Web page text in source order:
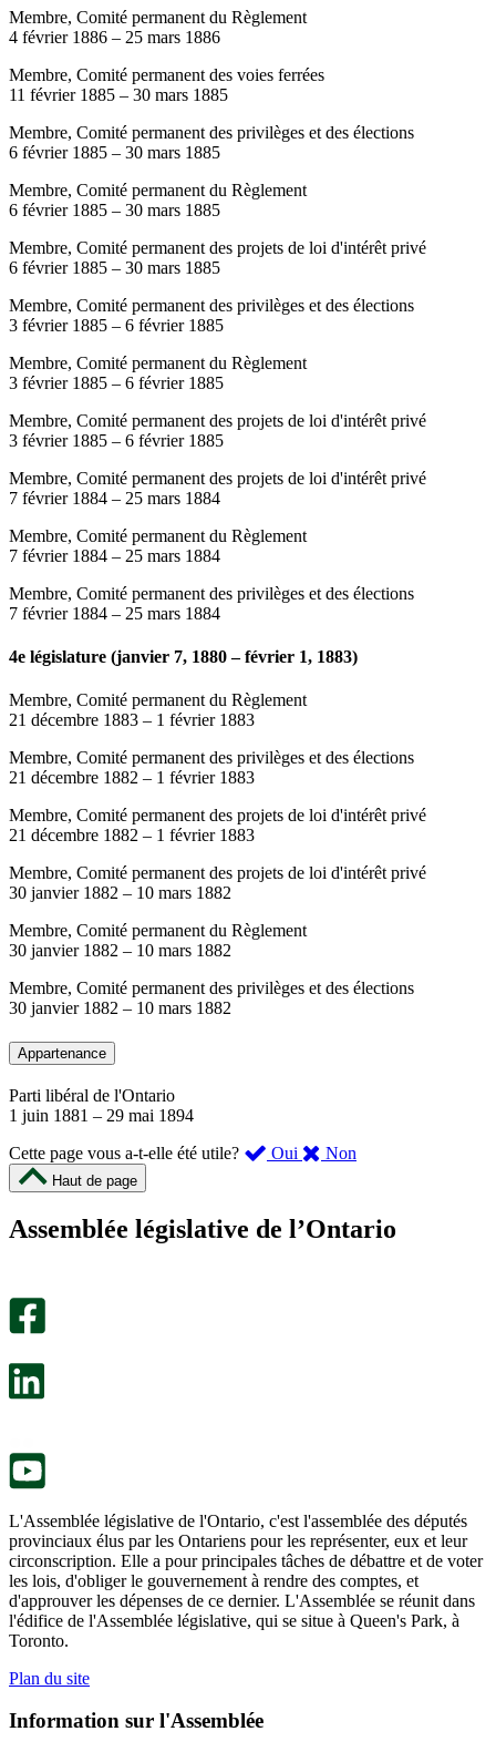
Membre, Comité permanent du Règlement
4 février 1886 – 25 mars 1886
Membre, Comité permanent des voies ferrées
11 février 1885 – 30 mars 1885
Membre, Comité permanent des privilèges et des élections
6 février 1885 – 30 mars 1885
Membre, Comité permanent du Règlement
6 février 1885 – 30 mars 1885
Membre, Comité permanent des projets de loi d'intérêt privé
6 février 1885 – 30 mars 1885
Membre, Comité permanent des privilèges et des élections
3 février 1885 – 6 février 1885
Membre, Comité permanent du Règlement
3 février 1885 – 6 février 1885
Membre, Comité permanent des projets de loi d'intérêt privé
3 février 1885 – 6 février 1885
Membre, Comité permanent des projets de loi d'intérêt privé
7 février 1884 – 25 mars 1884
Membre, Comité permanent du Règlement
7 février 1884 – 25 mars 1884
Membre, Comité permanent des privilèges et des élections
7 février 1884 – 25 mars 1884
4e législature (janvier 7, 1880 – février 1, 1883)
Membre, Comité permanent du Règlement
21 décembre 1883 – 1 février 1883
Membre, Comité permanent des privilèges et des élections
21 décembre 1882 – 1 février 1883
Membre, Comité permanent des projets de loi d'intérêt privé
21 décembre 1882 – 1 février 1883
Membre, Comité permanent des projets de loi d'intérêt privé
30 janvier 1882 – 10 mars 1882
Membre, Comité permanent du Règlement
30 janvier 1882 – 10 mars 1882
Membre, Comité permanent des privilèges et des élections
30 janvier 1882 – 10 mars 1882
Appartenance
Parti libéral de l'Ontario
1 juin 1881 – 29 mai 1894
Cette page vous a-t-elle été utile?
Oui ,
été
Non
m’a
Haut de page
Assemblée législative de l’Ontario
L'Assemblée législative de l'Ontario, c'est l'assemblée des députés
provinciaux élus par les Ontariens pour les représenter, eux et leur
circonscription. Elle a pour principales tâches de débattre et de voter
les lois, d'obliger le gouvernement à rendre des comptes, et
d'approuver les dépenses de ce dernier. L'Assemblée se réunit dans
l'édifice de l'Assemblée législative, qui se situe à Queen's Park, à
Toronto.
Plan du site
Information sur l'Assemblée